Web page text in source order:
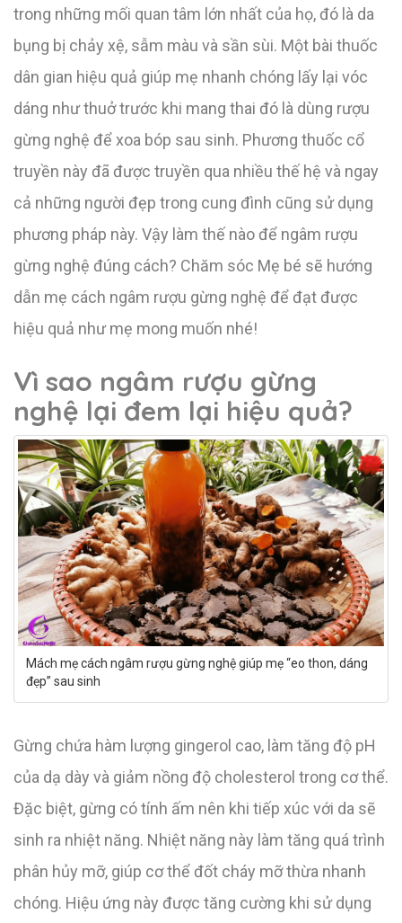
trong những mối quan tâm lớn nhất của họ, đó là da
bụng bị chảy xệ, sẫm màu và sần sùi. Một bài thuốc
dân gian hiệu quả giúp mẹ nhanh chóng lấy lại vóc
dáng như thuở trước khi mang thai đó là dùng rượu
gừng nghệ để xoa bóp sau sinh. Phương thuốc cổ
truyền này đã được truyền qua nhiều thế hệ và ngay
cả những người đẹp trong cung đình cũng sử dụng
phương pháp này. Vậy làm thế nào để ngâm rượu
gừng nghệ đúng cách? Chăm sóc Mẹ bé sẽ hướng
dẫn mẹ cách ngâm rượu gừng nghệ để đạt được
hiệu quả như mẹ mong muốn nhé!
Vì sao ngâm rượu gừng
nghệ lại đem lại hiệu quả?
Mách mẹ cách ngâm rượu gừng nghệ giúp mẹ “eo thon, dáng
đẹp” sau sinh
Gừng chứa hàm lượng gingerol cao, làm tăng độ pH
của dạ dày và giảm nồng độ cholesterol trong cơ thể.
Đặc biệt, gừng có tính ấm nên khi tiếp xúc với da sẽ
sinh ra nhiệt năng. Nhiệt năng này làm tăng quá trình
phân hủy mỡ, giúp cơ thể đốt cháy mỡ thừa nhanh
chóng. Hiệu ứng này được tăng cường khi sử dụng